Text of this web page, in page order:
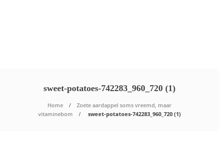
sweet-potatoes-742283_960_720 (1)
Home
Zoete aardappel soms vreemd, maar
vitaminebom
sweet-potatoes-742283_960_720 (1)